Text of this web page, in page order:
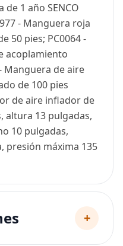
1 año SENCO
- Manguera roja
50 pies; PC0064 -
acoplamiento
Manguera de aire
de 100 pies
de aire inflador de
altura 13 pulgadas,
10 pulgadas,
presión máxima 135
+